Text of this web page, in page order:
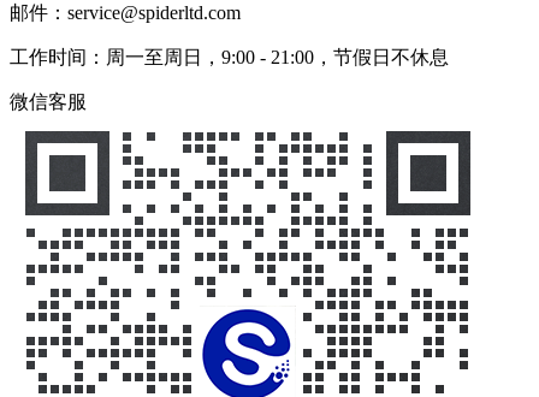
邮件：service@spiderltd.com
工作时间：周一至周日，9:00 - 21:00，节假日不休息
微信客服